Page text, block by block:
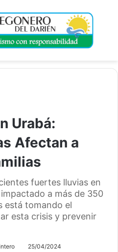
Urabá:
Afectan a
fuertes lluvias en
a más de 350
está tomando el
esta crisis y prevenir
25/04/2024